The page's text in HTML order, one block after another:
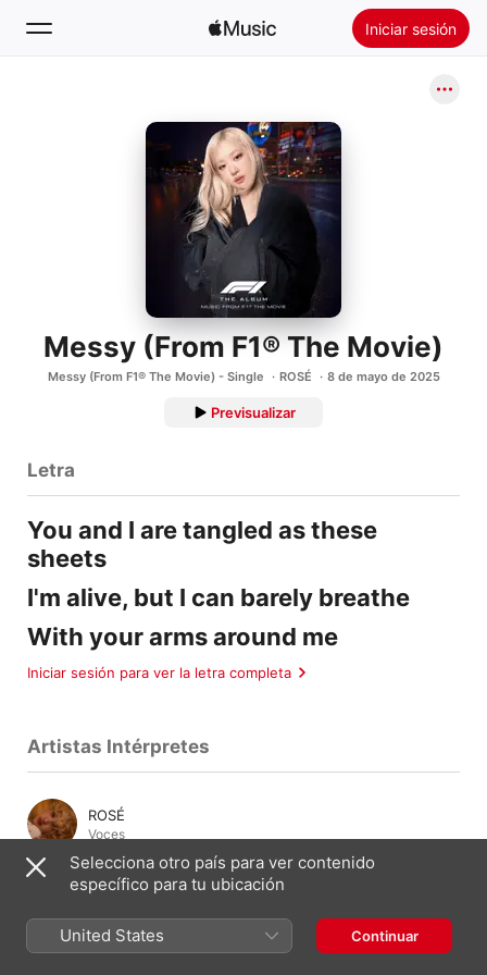
Iniciar sesión
Instalar Apple Music
Messy (From F1® The Movie)
Messy (From F1® The Movie) - Single ROSÉ 8 de mayo de 2025
Previsualizar
Letra
You and I are tangled as these
sheets
I'm alive, but I can barely breathe
With your arms around me
Iniciar sesión para ver la letra completa
Artistas Intérpretes
ROSÉ
Voces
Composición Y Letra
Selecciona otro país para ver contenido
específico para tu ubicación
United States Continuar